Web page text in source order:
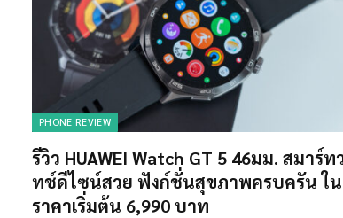
PHONE REVIEW
รีวิว HUAWEI Watch GT 5 46มม. สมาร์ท
ทช์ดีไซน์สวย ฟังก์ชั่นสุขภาพครบครัน ใน
ราคาเริ่มต้น 6,990 บาท